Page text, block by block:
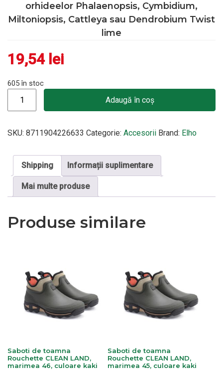
orhideelor Phalaenopsis, Cymbidium,
Miltoniopsis, Cattleya sau Dendrobium Twist
lime
19,54 lei
605 în stoc
Adaugă în coș
SKU: 8711904226633 Categorie: Accesorii Brand: Elho
Shipping Informații suplimentare
Mai multe produse
Produse similare
Saboti de toamna
Rouchette CLEAN LAND,
marimea 46, culoare kaki
Saboti de toamna
Rouchette CLEAN LAND,
marimea 45, culoare kaki